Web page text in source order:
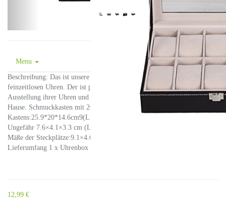
Menu
Beschreibung: Das ist unsere Uhrenkasten für Erhaltung ihrer
feinzeitlosen Uhren. Der ist perfekt für die Aufbewahrung und
Ausstellung ihrer Uhren und Schmucken in Geschäften or Komode zu
Hause. Schmuckkasten mit 20 Steckplätze: Mäße des
Kastens:25.9*20*14.6cm9(L x B x H) Mäße der Abnehmbaren Kissen:
Ungefähr 7.6×4.1×3.3 cm (L x B x H) Mäße des Fensters:20.3×15.2 cm
Mäße der Steckplätze:9.1×4.6×3.6 cm Schlüssel: Ja Innen Farbe: Rosa
Lieferumfang 1 x Uhrenbox
12,99 €